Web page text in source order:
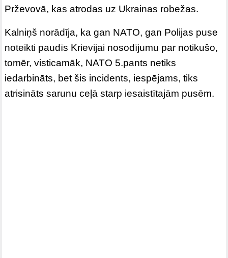
Prževovā, kas atrodas uz Ukrainas robežas.
Kalniņš norādīja, ka gan NATO, gan Polijas puse
noteikti paudīs Krievijai nosodījumu par notikušo,
tomēr, visticamāk, NATO 5.pants netiks
iedarbināts, bet šis incidents, iespējams, tiks
atrisināts sarunu ceļā starp iesaistītajām pusēm.